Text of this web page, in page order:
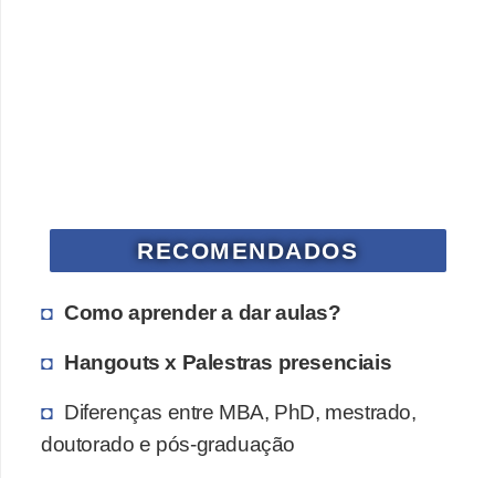
RECOMENDADOS
Como aprender a dar aulas?
Hangouts x Palestras presenciais
Diferenças entre MBA, PhD, mestrado,
doutorado e pós-graduação